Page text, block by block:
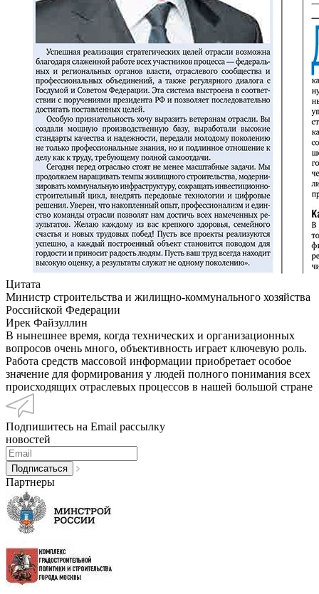
Цитата
Министр строительства и жилищно-коммунального хозяйства
Российской Федерации
Ирек Файзуллин
В нынешнее время, когда технических и организационных
вопросов очень много, объективность играет ключевую роль.
Работа средств массовой информации приобретает особое
значение для формирования у людей полного понимания всех
происходящих отраслевых процессов в нашей большой стране
Подпишитесь на Email рассылку
новостей
Партнеры